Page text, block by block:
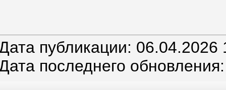
публикации: 06.04.2026
последнего